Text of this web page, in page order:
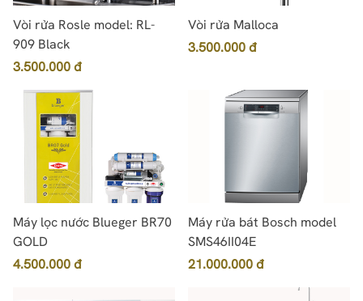
Vòi rửa Rosle model: RL-
909 Black
3.500.000 đ
Vòi rửa Malloca
3.500.000 đ
Máy lọc nước Blueger BR70
GOLD
4.500.000 đ
Máy rửa bát Bosch model
SMS46II04E
21.000.000 đ